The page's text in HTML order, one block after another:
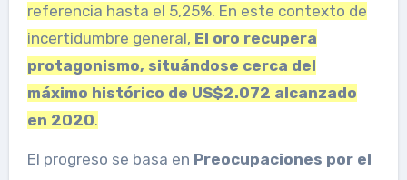
referencia hasta el 5,25%. En este contexto de
incertidumbre general, El oro recupera
protagonismo, situándose cerca del
máximo histórico de US$2.072 alcanzado
en 2020.
El progreso se basa en Preocupaciones por el